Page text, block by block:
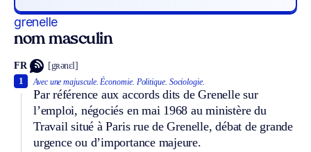
grenelle
nom masculin
FR [gʀənɛl]
Avec une majuscule. Économie. Politique. Sociologie.
Par référence aux accords dits de Grenelle sur
l’emploi, négociés en mai 1968 au ministère du
Travail situé à Paris rue de Grenelle, débat de grande
urgence ou d’importance majeure.
1